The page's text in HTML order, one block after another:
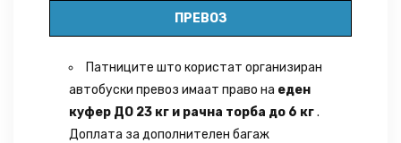
ПРЕВОЗ
Патниците што користат организиран
автобуски превоз имаат право на еден
куфер ДО 23 кг и рачна торба до 6 кг.
Доплата за дополнителен багаж